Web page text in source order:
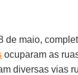
de maio,
ocuparam as
diversas vias